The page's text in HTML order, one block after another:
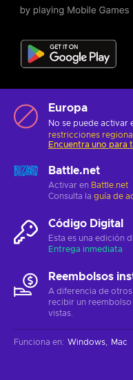
Europa
No se puede activar
restricciones
Encuentra uno para
Battle.net
Activar en Battle.net
Consulta la guía de
Código Digital
Esta es una edición
Entrega inmediata
Reembolsos
A diferencia de
recibir un
vistas.
Funciona en: Windows Mac